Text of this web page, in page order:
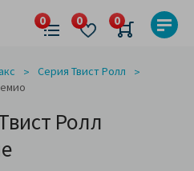
Серия Твист Ролл
Ролл